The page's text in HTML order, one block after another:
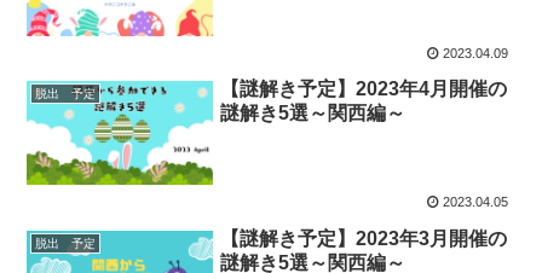
2023.04.09
脱出 予定
【謎解き予定】2023年4月開催の
謎解き5選～関西編～
2023.04.05
脱出 予定
【謎解き予定】2023年3月開催の
謎解き5選～関西編～